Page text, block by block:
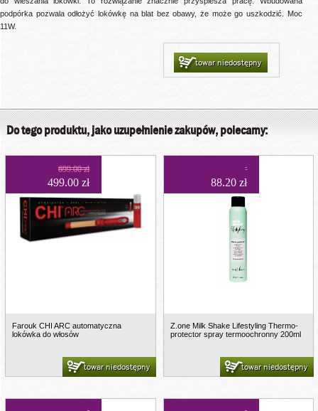
podpórka pozwala odłożyć lokówkę na blat bez obawy, że może go uszkodzić. Moc
11W.
towar niedostępny
Do tego produktu, jako uzupełnienie zakupów, polecamy:
699.00 zł
499.00 zł
Farouk CHI ARC automatyczna
lokówka do włosów
towar niedostępny
88.20 zł
Z.one Milk Shake Lifestyling Thermo-
protector spray termoochronny 200ml
towar niedostępny